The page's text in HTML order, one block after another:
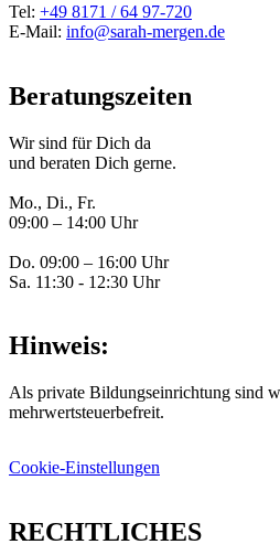
Tel: +49 8171 / 64 97-720
E-Mail: info@sarah-mergen.de
Beratungszeiten
Wir sind für Dich da
und beraten Dich gerne.
Mo., Di., Fr.
09:00 – 14:00 Uhr
Do. 09:00 – 16:00 Uhr
Sa. 11:30 - 12:30 Uhr
Hinweis:
Als private Bildungseinrichtung sind
mehrwertsteuerbefreit.
Cookie-Einstellungen
RECHTLICHES